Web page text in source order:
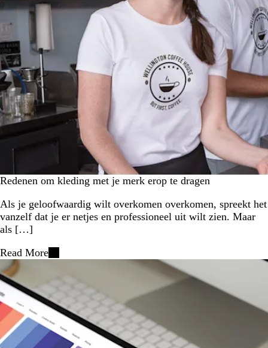
Redenen om kleding met je merk erop te dragen
Als je geloofwaardig wilt overkomen overkomen, spreekt het
vanzelf dat je er netjes en professioneel uit wilt zien. Maar
als […]
Read More